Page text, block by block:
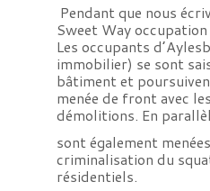
Pendant que nous
Sweet Way
Les occupants
immobilier) se sont
bâtiment et
menée de front avec
démolitions. En
sont également
criminalisation du
résidentiels.